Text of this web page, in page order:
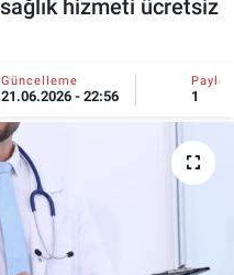
hizmeti ücretsiz
Güncelleme
21.06.2026 - 22:56 1